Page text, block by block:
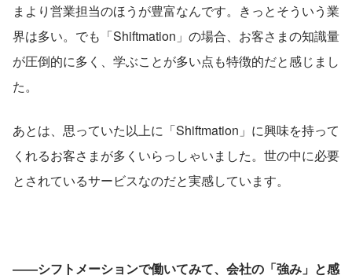
まより営業担当のほうが豊富なんです。きっとそういう業
界は多い。でも「Shiftmation」の場合、お客さまの知識量
が圧倒的に多く、学ぶことが多い点も特徴的だと感じまし
た。
あとは、思っていた以上に「Shiftmation」に興味を持って
くれるお客さまが多くいらっしゃいました。世の中に必要
とされているサービスなのだと実感しています。
――シフトメーションで働いてみて、会社の「強み」と感